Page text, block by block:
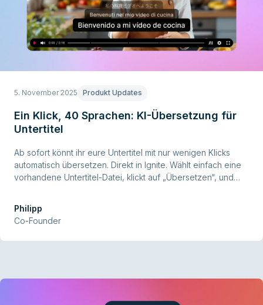
5. November 2025 Produkt Updates
Ein Klick, 40 Sprachen: KI-Übersetzung für
Untertitel
Ab sofort könnt ihr eure Untertitel mit nur wenigen Klicks
automatisch übersetzen. Direkt in Ignite. Wählt einfach eine
vorhandene Untertitel-Datei, klickt auf „Übersetzen“, und
Philipp
Co-Founder